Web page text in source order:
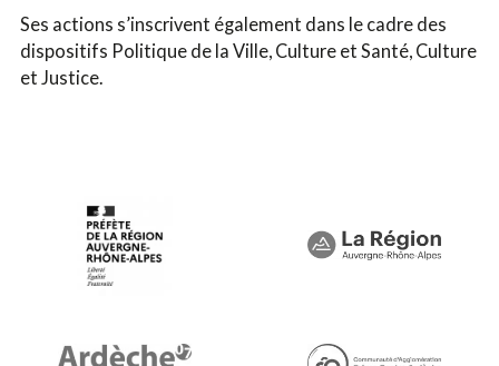
Ses actions s’inscrivent également dans le cadre des
dispositifs Politique de la Ville, Culture et Santé, Culture
et Justice.